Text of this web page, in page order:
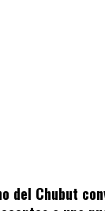
del Chubut